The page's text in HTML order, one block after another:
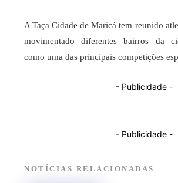
A Taça Cidade de Maricá tem reunido
movimentado diferentes bairros da
como uma das principais competições
- Publicidade -
- Publicidade -
NOTÍCIAS RELACIONADAS